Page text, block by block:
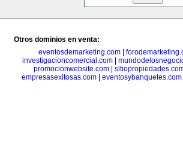
Otros dominios en venta:
eventosdemarketing.com|
investigacioncomercial.com
promocionwebsite.com
empresasexitosas.com
eventosybanquetes.com